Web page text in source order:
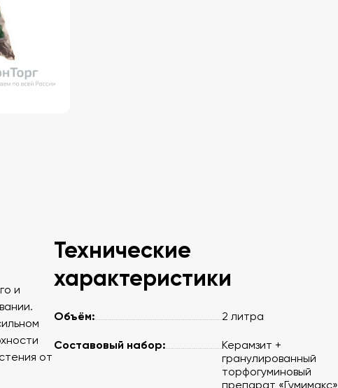
и
от
Технические
характеристики
Объём: 2 литра
Составовый набор:
Керамзит +
гранулированный
торфогуминовый
препарат «Гумимакс»